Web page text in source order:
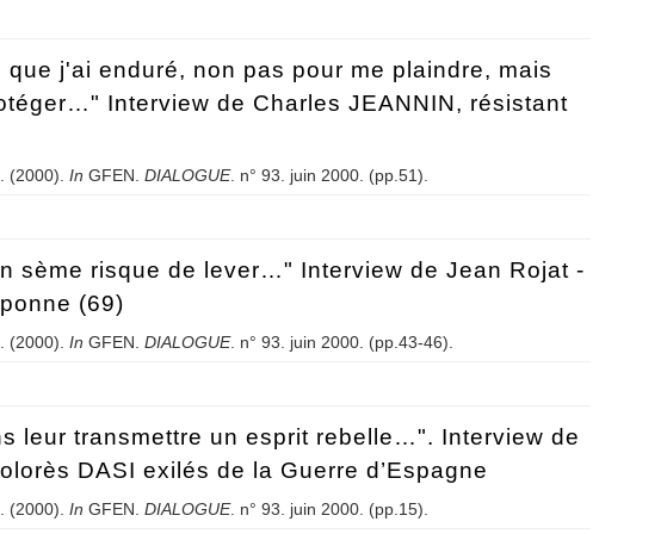
que j'ai enduré, non pas pour me plaindre, mais
Interview de Charles JEANNIN, résistant
(2000). In GFEN. DIALOGUE. n° 93. juin 2000. (pp.51).
sème risque de lever…" Interview de Jean Rojat -
(69)
(2000). In GFEN. DIALOGUE. n° 93. juin 2000. (pp.43-46).
leur transmettre un esprit rebelle…". Interview de
DASI exilés de la Guerre d’Espagne
(2000). In GFEN. DIALOGUE. n° 93. juin 2000. (pp.15).